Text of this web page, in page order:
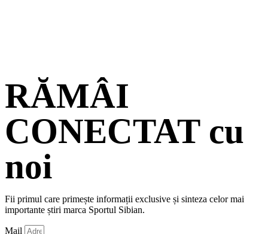
RĂMÂI
CONECTAT cu
noi
Fii primul care primește informații exclusive și sinteza celor mai
importante știri marca Sportul Sibian.
Mail